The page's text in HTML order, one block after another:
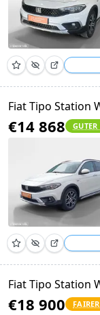
Fiat Tipo Station
€14 868 GUTER
Fiat Tipo Station
€18 900